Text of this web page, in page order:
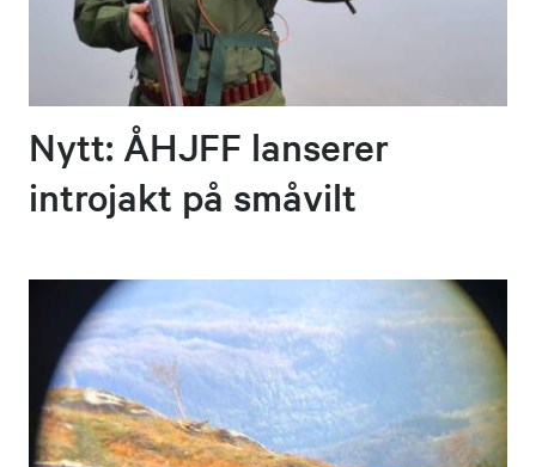
Nytt: ÅHJFF lanserer
introjakt på småvilt